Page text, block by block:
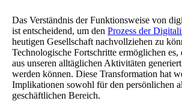
Das Verständnis der Funktionsweise von
ist entscheidend, um den Prozess der
heutigen Gesellschaft nachvollziehen zu
Technologische Fortschritte ermöglichen es,
aus unseren alltäglichen Aktivitäten
werden können. Diese Transformation hat
Implikationen sowohl für den persönlichen
geschäftlichen Bereich.